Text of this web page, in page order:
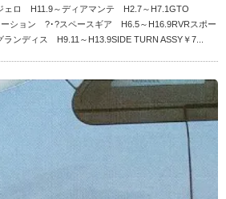
ェロ H11.9～ディアマンテ H2.7～H7.1GTO
ーション ?･?スペースギア H6.5～H16.9RVRスポー
ンディス H9.11～H13.9SIDE TURN ASSY￥7...